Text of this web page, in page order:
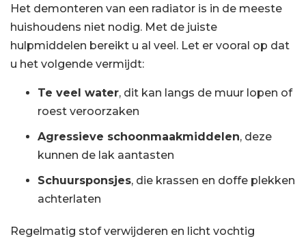
Het demonteren van een radiator is in de meeste
huishoudens niet nodig. Met de juiste
hulpmiddelen bereikt u al veel. Let er vooral op dat
u het volgende vermijdt:
Te veel water, dit kan langs de muur lopen of
roest veroorzaken
Agressieve schoonmaakmiddelen, deze
kunnen de lak aantasten
Schuursponsjes, die krassen en doffe plekken
achterlaten
Regelmatig stof verwijderen en licht vochtig